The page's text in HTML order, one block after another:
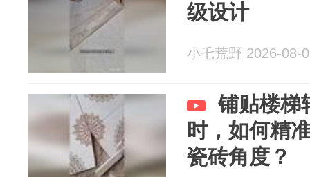
级设计
小乇荒野 2026-08-
铺贴楼梯
时，如何精
瓷砖角度？